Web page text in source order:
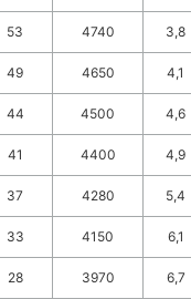
53 4740 3,8
49 4650 4,1
44 4500 4,6
41 4400 4,9
37 4280 5,4
33 4150 6,1
28 3970 6,7